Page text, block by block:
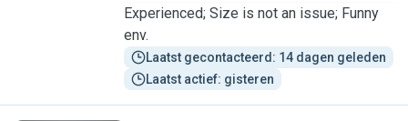
Experienced; Size is not an issue; Funny
env.
Laatst gecontacteerd: 14 dagen geleden
Laatst actief: gisteren